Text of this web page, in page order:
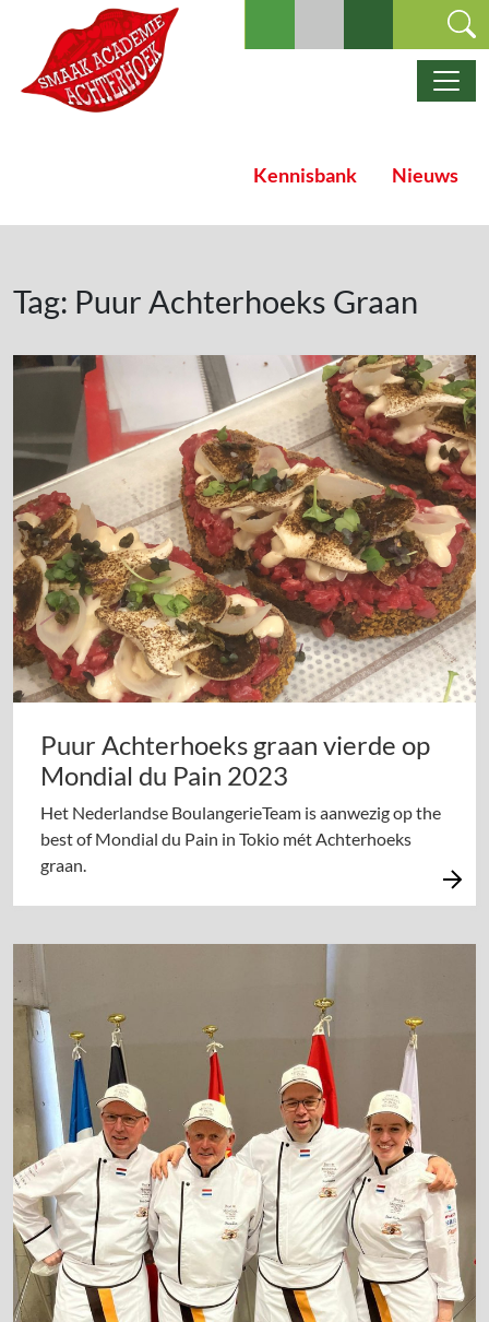
Ga naar de inhoud
Hoofdnavigatie
Kennisbank Nieuws
Tag: Puur Achterhoeks Graan
Puur Achterhoeks graan vierde op
Mondial du Pain 2023
Het Nederlandse BoulangerieTeam is aanwezig op the
best of Mondial du Pain in Tokio mét Achterhoeks
graan.